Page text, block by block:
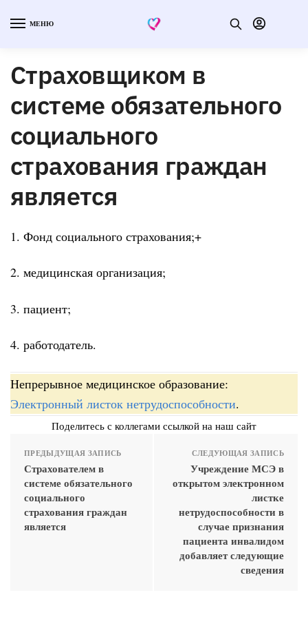
МЕНЮ
Страховщиком в
системе обязательного
социального
страхования граждан
является
1. Фонд социального страхования;+
2. медицинская организация;
3. пациент;
4. работодатель.
Непрерывное медицинское образование:
Электронный листок нетрудоспособности.
Поделитесь с коллегами ссылкой на наш сайт
ПРЕДЫДУЩАЯ ЗАПИСЬ
Страхователем в
системе обязательного
социального
страхования граждан
является
СЛЕДУЮЩАЯ ЗАПИСЬ
Учреждение МСЭ в
открытом электронном
листке
нетрудоспособности в
случае признания
пациента инвалидом
добавляет следующие
сведения